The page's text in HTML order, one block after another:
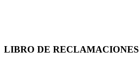
LIBRO DE RECLAMACIONES